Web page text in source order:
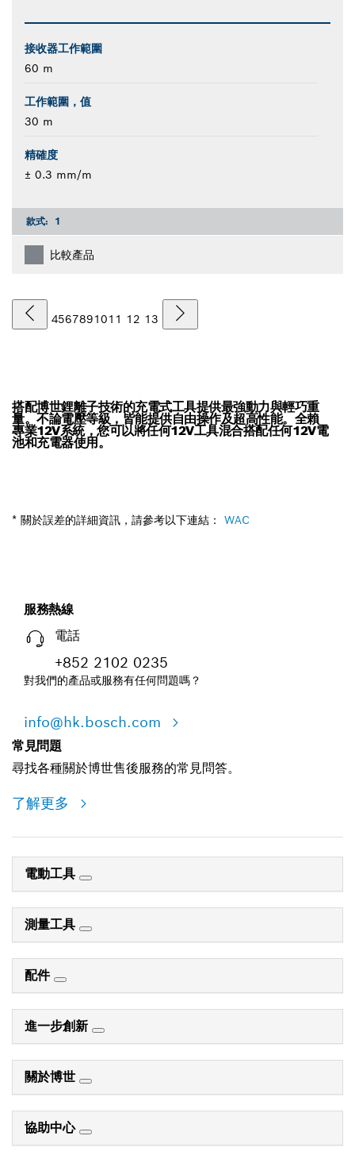
接收器工作範圍
60 m
工作範圍，值
30 m
精確度
± 0.3 mm/m
款式: 1
比較產品
4567891011 12 13
搭配博世鋰離子技術的充電式工具提供最強動力與輕巧重
量。不論電壓等級，皆能提供自由操作及超高性能。全賴
專業12V系統，您可以將任何12V工具混合搭配任何12V電
池和充電器使用。
* 關於誤差的詳細資訊，請參考以下連結： WAC
服務熱線
電話
+852 2102 0235
對我們的產品或服務有任何問題嗎？
info@hk.bosch.com
常見問題
尋找各種關於博世售後服務的常見問答。
了解更多
電動工具
測量工具
配件
進一步創新
關於博世
協助中心